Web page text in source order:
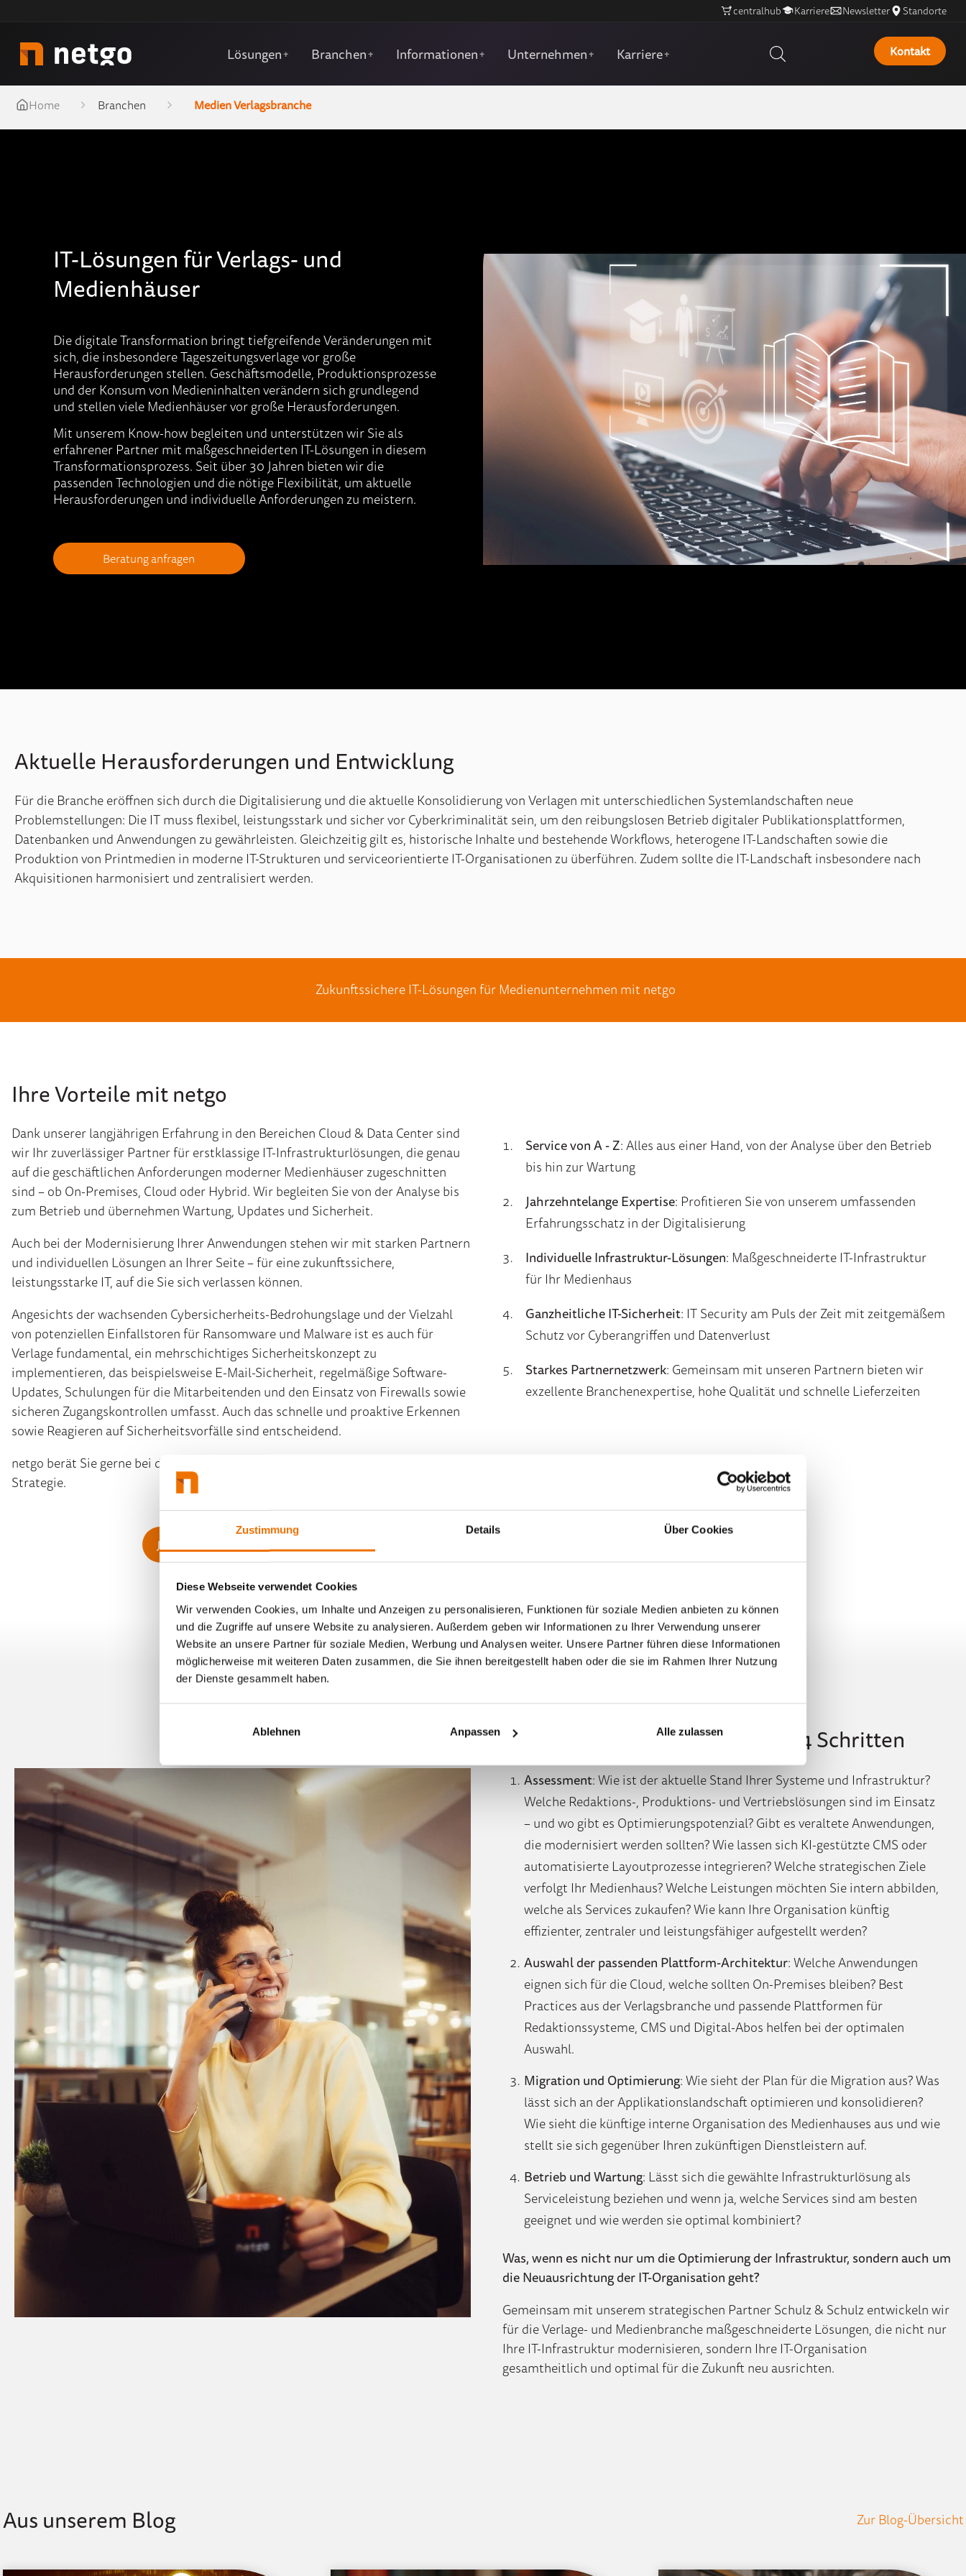
Zustimmung Details Über Cookies
Diese Webseite verwendet Cookies
Wir verwenden Cookies, um Inhalte und Anzeigen zu personalisieren, Funktionen für soziale Medien anbieten zu können
und die Zugriffe auf unsere Website zu analysieren. Außerdem geben wir Informationen zu Ihrer Verwendung unserer
Website an unsere Partner für soziale Medien, Werbung und Analysen weiter. Unsere Partner führen diese Informationen
möglicherweise mit weiteren Daten zusammen, die Sie ihnen bereitgestellt haben oder die sie im Rahmen Ihrer Nutzung
der Dienste gesammelt haben.
Ablehnen Anpassen Alle zulassen
centralhub Karriere Newsletter Standorte
Lösungen+ Branchen+ Informationen+ Unternehmen+ Karriere+ Kontakt
Home Branchen Medien Verlagsbranche
IT-Lösungen für Verlags- und
Medienhäuser
Die digitale Transformation bringt tiefgreifende Veränderungen mit
sich, die insbesondere Tageszeitungsverlage vor große
Herausforderungen stellen. Geschäftsmodelle, Produktionsprozesse
und der Konsum von Medieninhalten verändern sich grundlegend
und stellen viele Medienhäuser vor große Herausforderungen.
Mit unserem Know-how begleiten und unterstützen wir Sie als
erfahrener Partner mit maßgeschneiderten IT-Lösungen in diesem
Transformationsprozess. Seit über 30 Jahren bieten wir die
passenden Technologien und die nötige Flexibilität, um aktuelle
Herausforderungen und individuelle Anforderungen zu meistern.
Beratung anfragen
Aktuelle Herausforderungen und Entwicklung
Für die Brancheeröffnen sich durch die Digitalisierung und die aktuelle Konsolidierung von Verlagen mit unterschiedlichen Systemlandschaften neue
Problemstellungen: Die IT muss flexibel, leistungsstark und sicher vor Cyberkriminalität sein, um den reibungslosen Betrieb digitaler Publikationsplattformen,
Datenbanken undAnwendungen zu gewährleisten. Gleichzeitig gilt es, historische Inhalte und bestehende Workflows, heterogene IT-Landschaften sowie die
Produktion von Printmedien in moderne IT-Strukturen und serviceorientierte IT-Organisationen zu überführen. Zudem solltedie IT-Landschaft insbesondere nach
Akquisitionen harmonisiert und zentralisiert werden.
Zukunftssichere IT-Lösungen für Medienunternehmen mit netgo
Ihre Vorteile mit netgo
Dank unserer langjährigen Erfahrung in den Bereichen Cloud & Data Center sind
wir Ihr zuverlässiger Partner für erstklassige IT-Infrastrukturlösungen, die genau
auf die geschäftlichen Anforderungen moderner Medienhäuser zugeschnitten
sind – ob On-Premises, Cloud oder Hybrid. Wir begleiten Sie von der Analyse bis
zum Betrieb und übernehmen Wartung, Updates und Sicherheit.
Auch bei der Modernisierung Ihrer Anwendungen stehen wir mit starken Partnern
und individuellen Lösungen an Ihrer Seite – für eine zukunftssichere,
leistungsstarke IT, auf die Sie sich verlassen können.
Angesichts der wachsenden Cybersicherheits-Bedrohungslage und der Vielzahl
von potenziellen Einfallstoren für Ransomware und Malware ist es auch für
Verlage fundamental, ein mehrschichtiges Sicherheitskonzept zu
implementieren, das beispielsweise E-Mail-Sicherheit, regelmäßige Software-
Updates, Schulungen für die Mitarbeitenden und den Einsatz von Firewalls sowie
sicheren Zugangskontrollen umfasst. Auch das schnelle und proaktive Erkennen
sowie Reagieren auf Sicherheitsvorfälle sind entscheidend.
netgo berät Sie gerne bei der Umsetzung einer ganzheitlichen IT-Security-
Strategie.
Jetzt unverbindlich beraten lassen
Service von A -Z:Alles aus einer Hand,von der Analyse über den Betrieb
bis hin zur Wartung
Jahrzehntelange Expertise: Profitieren Sie von unserem umfassenden
Erfahrungsschatzin der Digitalisierung
Individuelle Infrastruktur-Lösungen: Maßgeschneiderte IT-Infrastruktur
für Ihr Medienhaus
Ganzheitliche IT-Sicherheit: IT Security am Puls der Zeit mit zeitgemäßem
Schutz vor Cyberangriffen und Datenverlust
Starkes Partnernetzwerk: Gemeinsam mit unseren Partnern bieten wir
exzellente Branchenexpertise, hohe Qualität und schnelle Lieferzeiten
Branchenspezifische Lösung in 4 Schritten
Assessment: Wie ist der aktuelle Stand Ihrer Systeme und Infrastruktur?
Welche Redaktions-, Produktions- und Vertriebslösungen sind im Einsatz
– und wo gibt es Optimierungspotenzial? Gibt es veraltete Anwendungen,
die modernisiert werden sollten? Wie lassen sich KI-gestützte CMS oder
automatisierte Layoutprozesse integrieren? Welche strategischen Ziele
verfolgt Ihr Medienhaus? Welche Leistungen möchten Sie intern abbilden,
welche als Services zukaufen? Wie kann Ihre Organisation künftig
effizienter, zentraler und leistungsfähiger aufgestellt werden?
Auswahl der passenden Plattform-Architektur: Welche Anwendungen
eignen sich für die Cloud, welche sollten On-Premises bleiben? Best
Practices aus der Verlagsbranche und passende Plattformen für
Redaktionssysteme, CMS und Digital-Abos helfen bei der optimalen
Auswahl.
Migration und Optimierung: Wie sieht der Plan für die Migration aus? Was
lässt sich an der Applikationslandschaft optimieren und konsolidieren?
Wie sieht die künftige interne Organisation des Medienhauses aus und wie
stellt sie sich gegenüber Ihren zukünftigen Dienstleistern auf.
Betrieb und Wartung: Lässt sich die gewählte Infrastrukturlösung als
Serviceleistung beziehen und wenn ja, welche Services sind am besten
geeignet und wie werden sie optimal kombiniert?
Was, wenn es nicht nur um die Optimierung der Infrastruktur, sondern auch um
die Neuausrichtung der IT-Organisation geht?
Gemeinsam mit unserem strategischen Partner Schulz & Schulz entwickeln wir
für die Verlage- und Medienbranche maßgeschneiderte Lösungen, die nicht nur
Ihre IT-Infrastruktur modernisieren, sondern Ihre IT-Organisation
gesamtheitlich und optimal für die Zukunft neu ausrichten.
Aus unserem Blog Zur Blog-Übersicht